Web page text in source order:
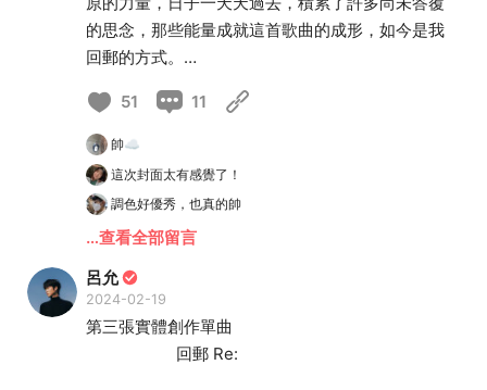
的思念，那些能量成就這首歌曲的成形，如今是我
回郵的方式。
去。
𝟬𝟯.𝟬𝟴 預購截止
𝟬𝟯.𝟭𝟰 正式發行
📩 附隨機回郵明信片組
這次的實體單曲，共挑選了四款不同呂允照片的明
信片，
一張單曲內附其中的隨機兩張，一起來互相回郵
吧！
＊預購版本含限定流水編號＊
51 11
帥☁️
這次封面太有感覺了！
調色好優秀，也真的帥
…查看全部留言
呂允
2024-02-19
第三張實體創作單曲
回郵 Re: